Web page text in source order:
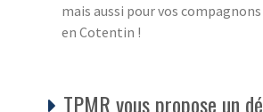
mais aussi pour vos compagnons
en Cotentin !
TPMR vous propose un